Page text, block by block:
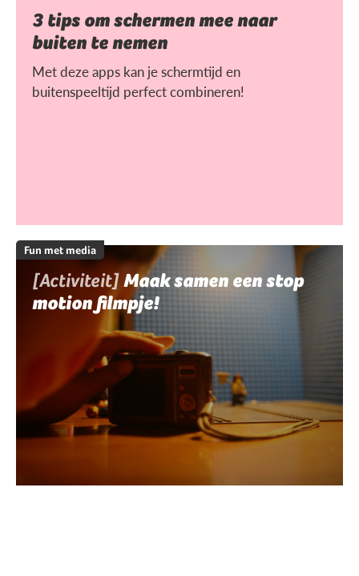
3 tips om schermen mee naar
buiten te nemen
Met deze apps kan je schermtijd en
buitenspeeltijd perfect combineren!
Fun met media
[Activiteit]Maak samen een stop
motion filmpje!